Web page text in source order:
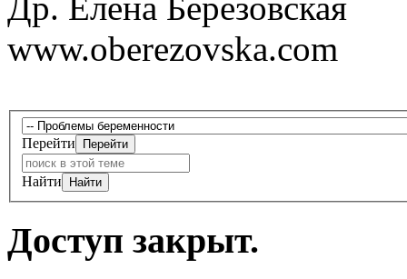
www.oberezovska.com
Перейти
Найти
Доступ закрыт.